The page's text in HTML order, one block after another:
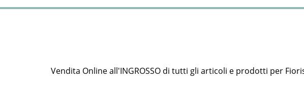
Vendita Online all'INGROSSO di tutti gli articoli e prodotti per